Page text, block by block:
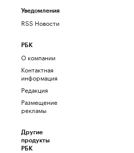
Уведомления
RSS Новости
РБК
О компании
Контактная
информация
Редакция
Размещение
рекламы
Другие
продукты
РБК